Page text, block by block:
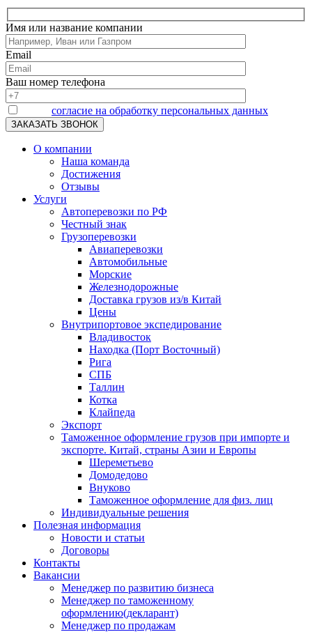
Имя или название компании
Email
Ваш номер телефона
согласие на обработку персональных данных
О компании
Наша команда
Достижения
Отзывы
Услуги
Автоперевозки по РФ
Честный знак
Грузоперевозки
Авиаперевозки
Автомобильные
Морские
Железнодорожные
Доставка грузов из/в Китай
Цены
Внутрипортовое экспедирование
Владивосток
Находка (Порт Восточный)
Рига
СПБ
Таллин
Котка
Клайпеда
Экспорт
Таможенное оформление грузов при импорте и
экспорте. Китай, страны Азии и Европы
Шереметьево
Домодедово
Внуково
Таможенное оформление для физ. лиц
Индивидуальные решения
Полезная информация
Новости и статьи
Договоры
Контакты
Вакансии
Менеджер по развитию бизнеса
Менеджер по таможенному
оформлению(декларант)
Менеджер по продажам